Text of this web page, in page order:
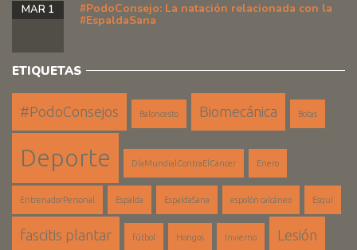
#PodoConsejo: La natación relacionada con la
#EspaldaSana
MAR 1
ETIQUETAS
#PodoConsejos Baloncesto Biomecánica Botas
Deporte DíaMundialContraElCancer Enero
EntrenadorPersonal Espalda EspaldaSana espolón calcáneo Esquí
fascitis plantar fútbol Hongos Invierno Lesión